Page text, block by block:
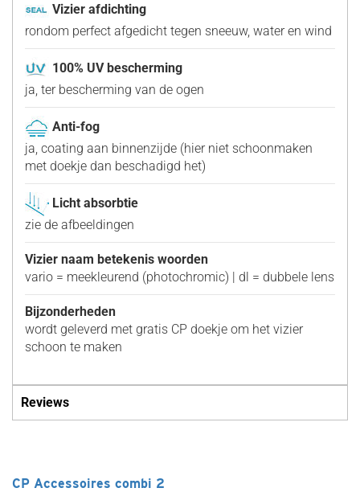
Vizier afdichting
rondom perfect afgedicht tegen sneeuw, water en wind
100% UV bescherming
ja, ter bescherming van de ogen
Anti-fog
ja, coating aan binnenzijde (hier niet schoonmaken
met doekje dan beschadigd het)
Licht absorbtie
zie de afbeeldingen
Vizier naam betekenis woorden
vario = meekleurend (photochromic) | dl = dubbele lens
Bijzonderheden
wordt geleverd met gratis CP doekje om het vizier
schoon te maken
Reviews
CP Accessoires combi 2